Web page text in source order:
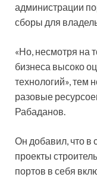
администрации
сборы для
«Но, несмотря на
бизнеса высоко
технологий», тем
разовые
Рабаданов.
Он добавил, что в
проекты
портов в себя